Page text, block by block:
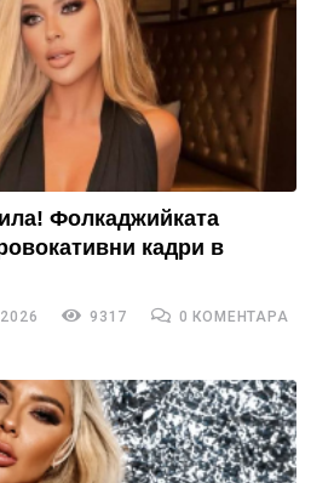
Фолкаджийката
кадри в
9317 0 КОМЕНТАРА